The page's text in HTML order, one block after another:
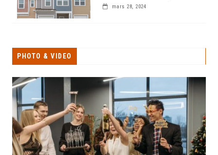
mars 28, 2024
PHOTO & VIDEO